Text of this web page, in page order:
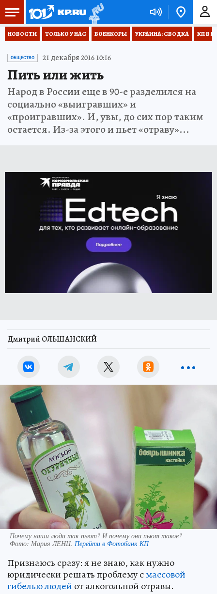
НОВОСТИ ТОЛЬКО У НАС ВОЕНКОРЫ УКРАИНА: СВОДКА КП В
ОБЩЕСТВО 21 декабря 2016 10:16
Пить или жить
Народ в России еще в 90-е разделился на
социально «выигравших» и
«проигравших». И, увы, до сих пор таким
остается. Из-за этого и пьет «отраву»...
Дмитрий ОЛЬШАНСКИЙ
Почему наши люди так пьют? И почему они пьют такое?
Фото: Мария ЛЕНЦ. Перейти в Фотобанк КП
Признаюсь сразу: я не знаю, как нужно
юридически решать проблему смассовой
гибелью людей от алкогольной отравы.